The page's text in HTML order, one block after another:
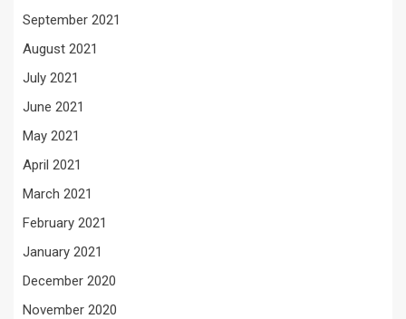
September 2021
August 2021
July 2021
June 2021
May 2021
April 2021
March 2021
February 2021
January 2021
December 2020
November 2020